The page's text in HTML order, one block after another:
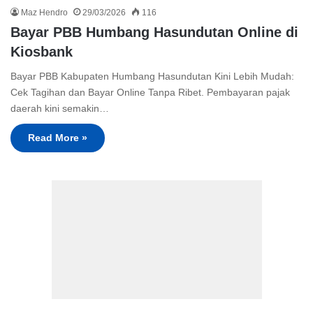
Maz Hendro 29/03/2026 116
Bayar PBB Humbang Hasundutan Online di
Kiosbank
Bayar PBB Kabupaten Humbang Hasundutan Kini Lebih Mudah:
Cek Tagihan dan Bayar Online Tanpa Ribet. Pembayaran pajak
daerah kini semakin…
Read More »